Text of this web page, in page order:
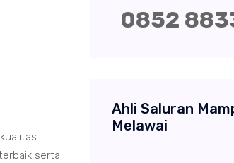
serta
0852
Ahli Saluran
Melawai